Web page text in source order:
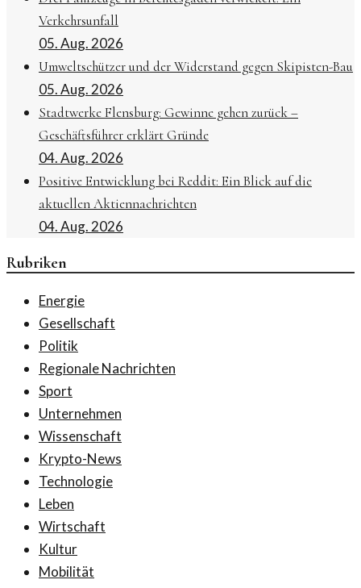
Verkehrsunfall
05. Aug. 2026
Umweltschützer und der Widerstand gegen Skipisten-Bau
05. Aug. 2026
Stadtwerke Flensburg: Gewinne gehen zurück –
Geschäftsführer erklärt Gründe
04. Aug. 2026
Positive Entwicklung bei Reddit: Ein Blick auf die
aktuellen Aktiennachrichten
04. Aug. 2026
Rubriken
Energie
Gesellschaft
Politik
Regionale Nachrichten
Sport
Unternehmen
Wissenschaft
Krypto-News
Technologie
Leben
Wirtschaft
Kultur
Mobilität